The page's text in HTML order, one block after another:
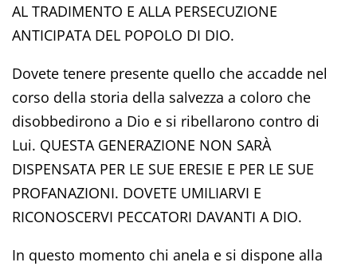
AL TRADIMENTO E ALLA PERSECUZIONE
ANTICIPATA DEL POPOLO DI DIO.
Dovete tenere presente quello che accadde nel
corso della storia della salvezza a coloro che
disobbedirono a Dio e si ribellarono contro di
Lui. QUESTA GENERAZIONE NON SARÀ
DISPENSATA PER LE SUE ERESIE E PER LE SUE
PROFANAZIONI. DOVETE UMILIARVI E
RICONOSCERVI PECCATORI DAVANTI A DIO.
In questo momento chi anela e si dispone alla